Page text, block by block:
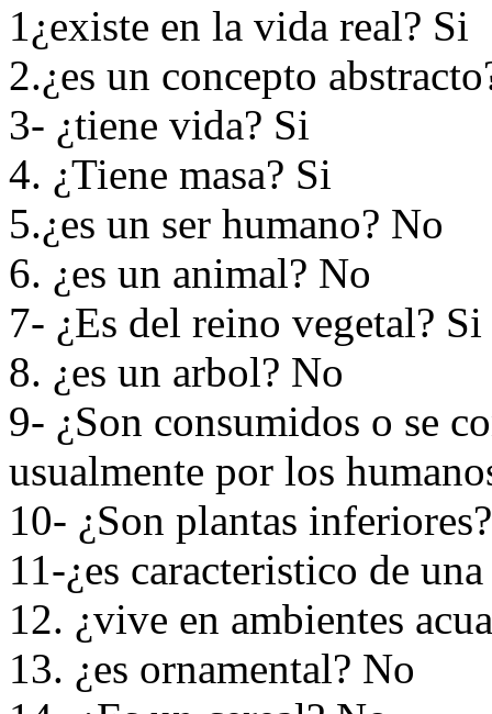
1¿existe en la vida real? Si
2.¿es un concepto
3- ¿tiene vida? Si
4. ¿Tiene masa? Si
5.¿es un ser humano? No
6. ¿es un animal? No
7- ¿Es del reino vegetal? Si
8. ¿es un arbol? No
9- ¿Son consumidos o se
usualmente por los
10- ¿Son plantas
11-¿es caracteristico de
12. ¿vive en ambientes
13. ¿es ornamental? No